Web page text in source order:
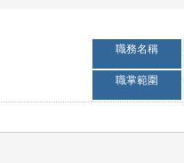
職務名稱
職掌範圍